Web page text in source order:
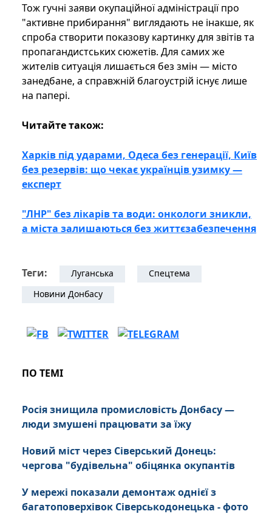
Тож гучні заяви окупаційної адміністрації про
"активне прибирання" виглядають не інакше, як
спроба створити показову картинку для звітів та
пропагандистських сюжетів. Для самих же
жителів ситуація лишається без змін — місто
занедбане, а справжній благоустрій існує лише
на папері.
Читайте також:
Харків під ударами, Одеса без генерації, Київ
без резервів: що чекає українців узимку —
експерт
"ЛНР" без лікарів та води: онкологи зникли,
а міста залишаються без життєзабезпечення
Теги: Луганська
Спецтема
Новини Донбасу
ПО ТЕМІ
Росія знищила промисловість Донбасу —
люди змушені працювати за їжу
Новий міст через Сіверський Донець:
чергова "будівельна" обіцянка окупантів
У мережі показали демонтаж однієї з
багатоповерхівок Сіверськодонецька - фото